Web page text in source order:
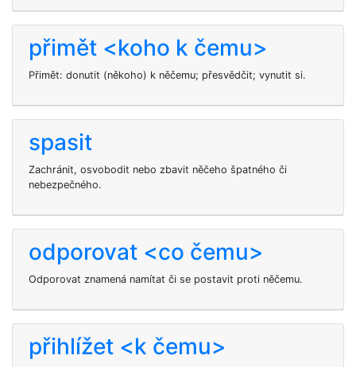
přimět <koho k čemu>
Přimět: donutit (někoho) k něčemu; přesvědčit; vynutit si.
spasit
Zachránit, osvobodit nebo zbavit něčeho špatného či
nebezpečného.
odporovat <co čemu>
Odporovat znamená namítat či se postavit proti něčemu.
přihlížet <k čemu>